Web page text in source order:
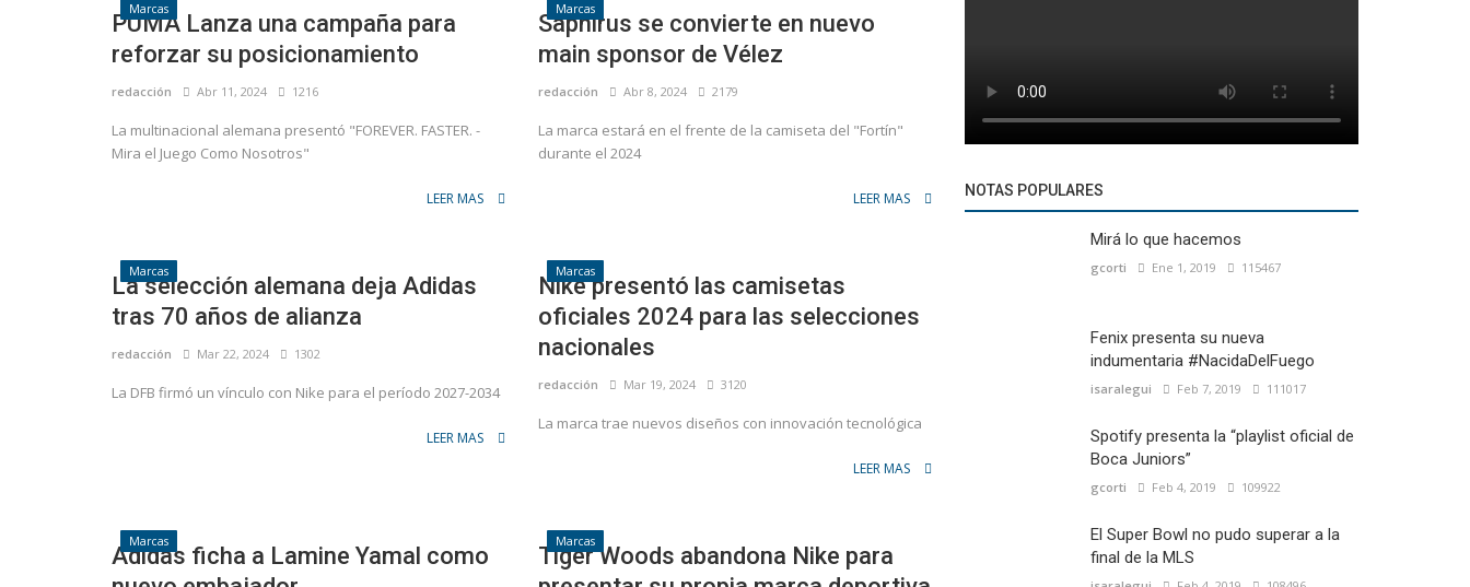
Marcas
PUMA Lanza una campaña para
reforzar su posicionamiento
redacción Abr 11, 2024 1216
La multinacional alemana presentó "FOREVER. FASTER. -
Mira el Juego Como Nosotros"
LEER MAS
Marcas
Saphirus se convierte en nuevo
main sponsor de Vélez
redacción Abr 8, 2024 2179
La marca estará en el frente de la camiseta del "Fortín"
durante el 2024
LEER MAS
Marcas
La selección alemana deja Adidas
tras 70 años de alianza
redacción Mar 22, 2024 1302
La DFB firmó un vínculo con Nike para el período 2027-2034
LEER MAS
Marcas
Nike presentó las camisetas
oficiales 2024 para las selecciones
nacionales
redacción Mar 19, 2024 3120
La marca trae nuevos diseños con innovación tecnológica
LEER MAS
Marcas
Adidas ficha a Lamine Yamal como
Marcas
Tiger Woods abandona Nike para
NOTAS POPULARES
Mirá lo que hacemos
gcorti Ene 1, 2019 115467
Fenix presenta su nueva
indumentaria #NacidaDelFuego
isaralegui Feb 7, 2019 111017
Spotify presenta la “playlist oficial de
Boca Juniors”
gcorti Feb 4, 2019 109922
El Super Bowl no pudo superar a la
final de la MLS